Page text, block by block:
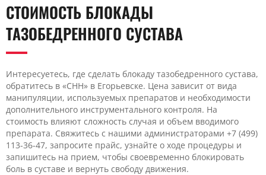
СТОИМОСТЬ БЛОКАДЫ
ТАЗОБЕДРЕННОГО СУСТАВА
Интересуетесь, где сделать блокаду тазобедренного сустава,
обратитесь в «CHH» в Егорьевске. Цена зависит от вида
манипуляции, используемых препаратов и необходимости
дополнительного инструментального контроля. На
стоимость влияют сложность случая и объем вводимого
препарата. Свяжитесь с нашими администраторами +7 (499)
113-36-47, запросите прайс, узнайте о ходе процедуры и
запишитесь на прием, чтобы своевременно блокировать
боль в суставе и вернуть свободу движения.